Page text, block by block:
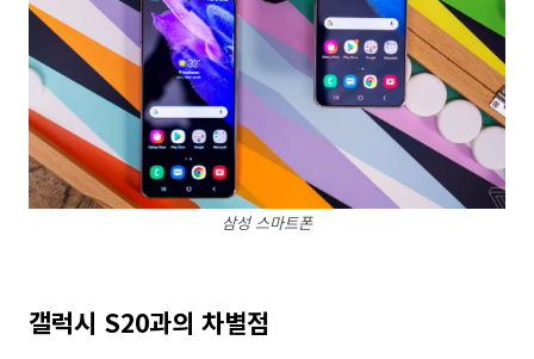
삼성 스마트폰
갤럭시 S20과의 차별점